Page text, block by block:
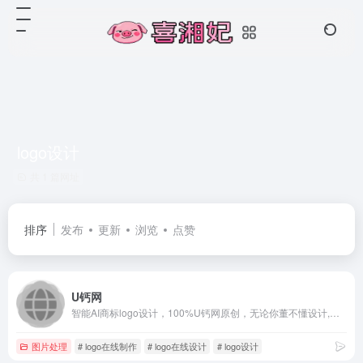
排序 发布 更新 浏览 点赞
U钙网
图片处理 # logo在线制作 # logo在线设计 # logo设计